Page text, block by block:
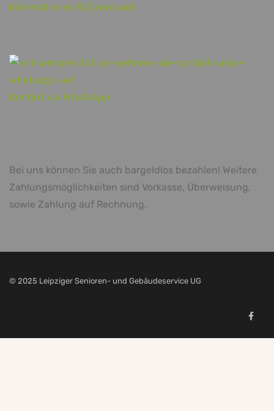
Informationen & Downloads
Kontakt via WhatsApp
Bei uns können Sie auch bargeldlos bezahlen! Weitere
Zahlungsmöglichkeiten sind Vorkasse, Überweisung,
sowie Zahlung auf Rechnung.
© 2025 Leipziger Senioren- und Gebäudeservice UG